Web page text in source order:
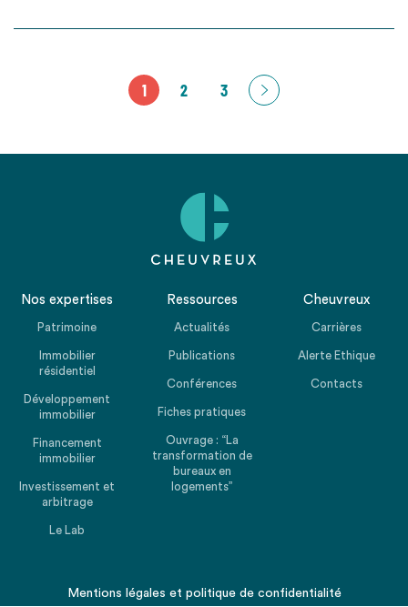
1 2 3
Nos expertises
Patrimoine
Immobilier
résidentiel
Développement
immobilier
Financement
immobilier
Investissement et
arbitrage
Le Lab
Ressources
Actualités
Publications
Conférences
Fiches pratiques
Ouvrage : “La
transformation de
bureaux en
logements”
Cheuvreux
Carrières
Alerte Ethique
Contacts
Mentions légales et politique de confidentialité